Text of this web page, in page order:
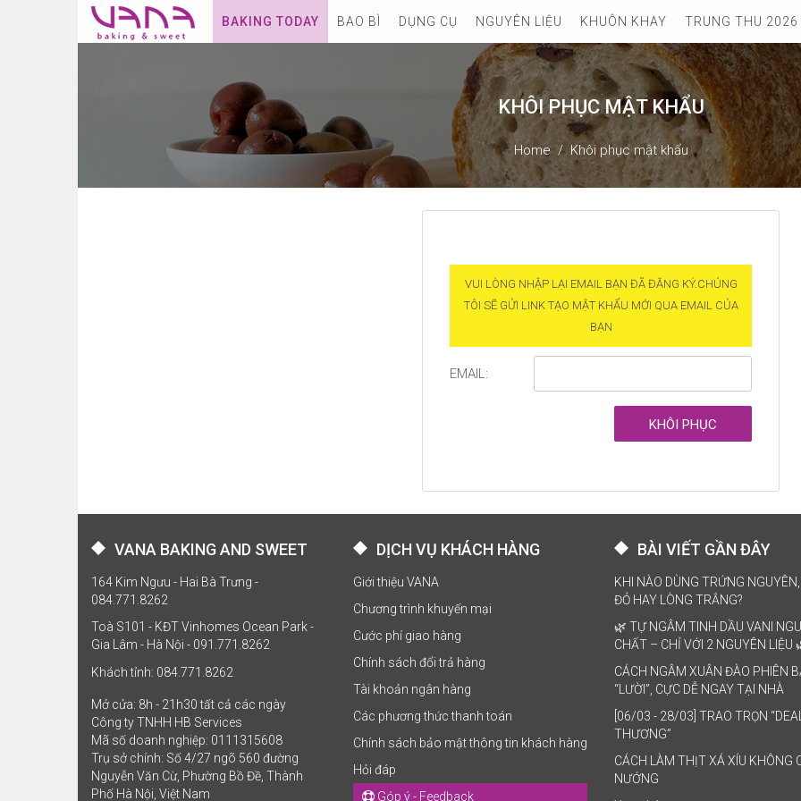
BAKING TODAY BAO BÌ DỤNG CỤ NGUYÊN LIỆU KHUÔN KHAY TRUNG THU 2026
KHÔI PHỤC MẬT KHẨU
Home Khôi phục mật khẩu
VUI LÒNG NHẬP LẠI EMAIL BẠN ĐÃ ĐĂNG KÝ.CHÚNG
TÔI SẼ GỬI LINK TẠO MẬT KHẨU MỚI QUA EMAIL CỦA
BẠN
EMAIL:
VANA BAKING AND SWEET
164 Kim Ngưu - Hai Bà Trưng -
084.771.8262
Toà S101 - KĐT Vinhomes Ocean Park -
Gia Lâm - Hà Nội - 091.771.8262
Khách tỉnh: 084.771.8262
Mở cửa: 8h - 21h30 tất cả các ngày
Công ty TNHH HB Services
Mã số doanh nghiệp: 0111315608
Trụ sở chính: Số 4/27 ngõ 560 đường
Nguyễn Văn Cừ, Phường Bồ Đề, Thành
Phố Hà Nội, Việt Nam
DỊCH VỤ KHÁCH HÀNG
Giới thiệu VANA
Chương trình khuyến mại
Cước phí giao hàng
Chính sách đổi trả hàng
Tài khoản ngân hàng
Các phương thức thanh toán
Chính sách bảo mật thông tin khách hàng
Hỏi đáp
Góp ý - Feedback
BÀI VIẾT GẦN ĐÂY
KHI NÀO DÙNG TRỨNG
ĐỎ HAY LÒNG TRẮNG?
🌿 TỰ NGÂM TINH DẦU VANI
CHẤT – CHỈ VỚI 2 NGUYÊN LIỆU
CÁCH NGÂM XUÂN ĐÀO PHIÊN
“LƯỜI”, CỰC DỄ NGAY TẠI NHÀ
[06/03 - 28/03] TRAO TRỌN
THƯƠNG”
CÁCH LÀM THỊT XÁ XÍU KHÔNG
NƯỚNG